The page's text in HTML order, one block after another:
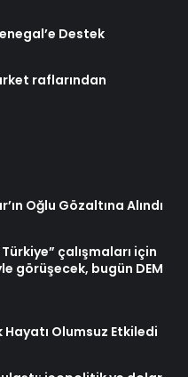
Destek
raflarından
Oğlu Gözaltına Alındı
çalışmaları için
görüşecek, bugün DEM
Olumsuz Etkiledi